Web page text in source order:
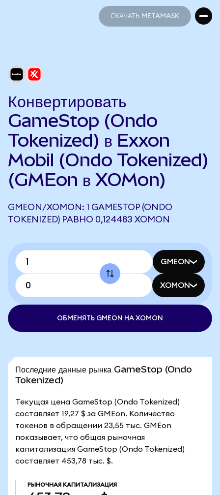
СКАЧАТЬ METAMASK
Конвертировать
GameStop (Ondo
Tokenized) в Exxon
Mobil (Ondo Tokenized)
(GMEon в XOMon)
GMEON/XOMON: 1 GAMESTOP (ONDO
TOKENIZED) РАВНО 0,124483 XOMON
GMEON
XOMON
ОБМЕНЯТЬ GMEON НА XOMON
Последние данные рынка GameStop (Ondo
Tokenized)
Текущая цена GameStop (Ondo Tokenized)
составляет 19,27 $ за GMEon. Количество
токенов в обращении 23,55 тыс. GMEon
показывает, что общая рыночная
капитализация GameStop (Ondo Tokenized)
составляет 453,78 тыс. $.
РЫНОЧНАЯ КАПИТАЛИЗАЦИЯ